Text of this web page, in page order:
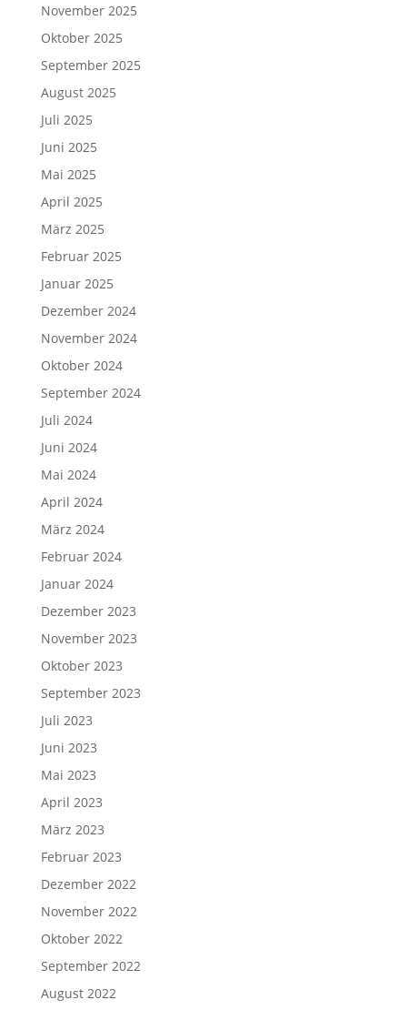
November 2025
Oktober 2025
September 2025
August 2025
Juli 2025
Juni 2025
Mai 2025
April 2025
März 2025
Februar 2025
Januar 2025
Dezember 2024
November 2024
Oktober 2024
September 2024
Juli 2024
Juni 2024
Mai 2024
April 2024
März 2024
Februar 2024
Januar 2024
Dezember 2023
November 2023
Oktober 2023
September 2023
Juli 2023
Juni 2023
Mai 2023
April 2023
März 2023
Februar 2023
Dezember 2022
November 2022
Oktober 2022
September 2022
August 2022